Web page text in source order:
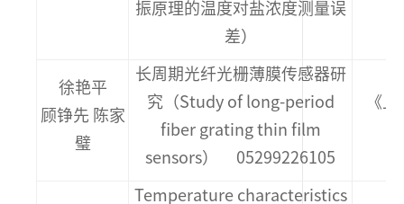
振原理的温度对盐浓度测量误
差）
徐艳平
顾铮先 陈家
璧
长周期光纤光栅薄膜传感器研
究（Study of long-period
fiber grating thin film
sensors） 05299226105
《
Temperature characteristics